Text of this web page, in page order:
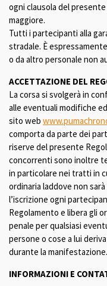
ogni clausola del
maggiore.
Tutti i partecipanti alla
stradale. È
o da altro personale non
ACCETTAZIONE DEL
La corsa si svolgerà in
alle eventuali modifiche
sito web
comporta da parte dei
riserve del presente
concorrenti sono inoltre
in particolare nei tratti in
ordinaria laddove non
l’iscrizione ogni
Regolamento e libera gli
penale per qualsiasi
persone o cose a lui
durante la manifestazione.
INFORMAZIONI E